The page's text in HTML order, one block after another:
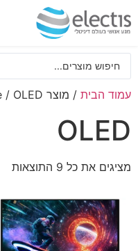
עמוד הבית / מוצר HighResPanelType / OLED
OLED
מציגים את כל ⁦9⁩ התוצאות